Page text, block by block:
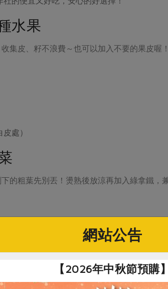
水果
集皮、籽不浪費～也可以加入不要的果皮喔！
處）
的粗葉先別丟！燙熟後放涼再加入綠拿鐵，
葉
鈴薯、胡蘿蔔（燙熟後冷凍備用）
網站公告
【2026年中秋節預購】